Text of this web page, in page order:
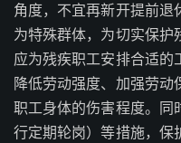
角度，不宜再新开提前退
为特殊群体，为切实保护
应为残疾职工安排合适的
降低劳动强度、加强劳
职工身体的伤害程度。同
行定期轮岗）等措施，保